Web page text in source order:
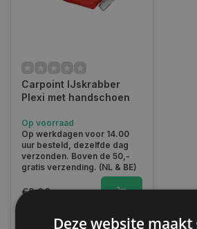
Carpoint IJskrabber
Plexi met handschoen
Op voorraad
Op werkdagen voor 14.00
uur besteld, dezelfde dag
verzonden. Boven de 50,-
gratis verzending. (NL & BE)
€2,99
Vergelijk
Deze website